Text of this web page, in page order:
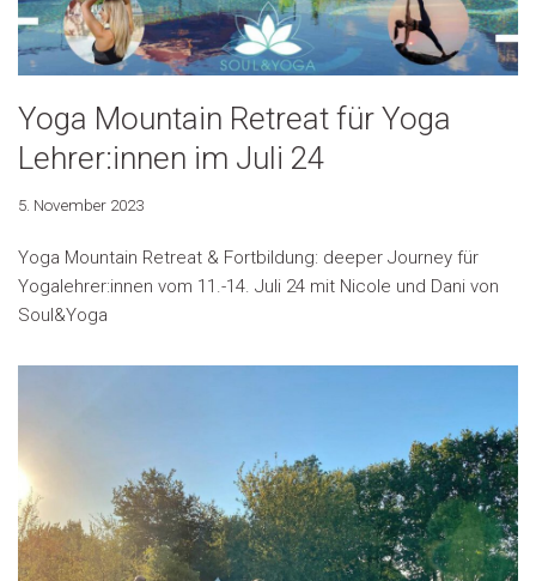
Yoga Mountain Retreat für Yoga
Lehrer:innen im Juli 24
5. November 2023
Yoga Mountain Retreat & Fortbildung: deeper Journey für
Yogalehrer:innen vom 11.-14. Juli 24 mit Nicole und Dani von
Soul&Yoga